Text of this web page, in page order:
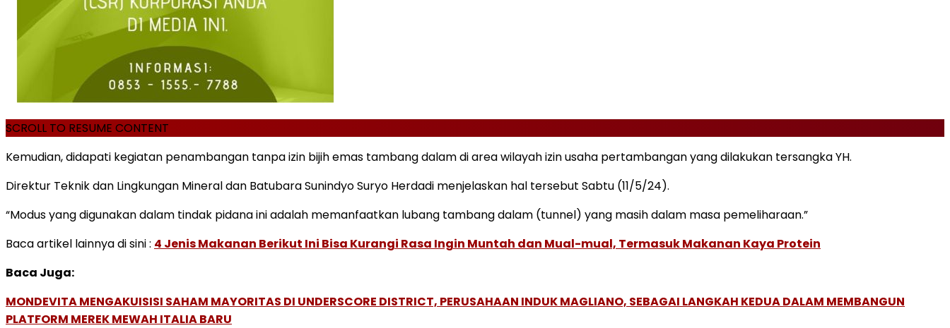
SCROLL TO RESUME CONTENT
Kemudian, didapati kegiatan penambangan tanpa izin bijih emas tambang dalam di area wilayah izin usaha pertambangan yang dilakukan tersangka YH.
Direktur Teknik dan Lingkungan Mineral dan Batubara Sunindyo Suryo Herdadi menjelaskan hal tersebut Sabtu (11/5/24).
“Modus yang digunakan dalam tindak pidana ini adalah memanfaatkan lubang tambang dalam (tunnel) yang masih dalam masa pemeliharaan.”
Baca artikel lainnya di sini : 4 Jenis Makanan Berikut Ini Bisa Kurangi Rasa Ingin Muntah dan Mual-mual, Termasuk Makanan Kaya Protein
Baca Juga:
MONDEVITA MENGAKUISISI SAHAM MAYORITAS DI UNDERSCORE DISTRICT, PERUSAHAAN INDUK MAGLIANO, SEBAGAI LANGKAH KEDUA DALAM MEMBANGUN
PLATFORM MEREK MEWAH ITALIA BARU